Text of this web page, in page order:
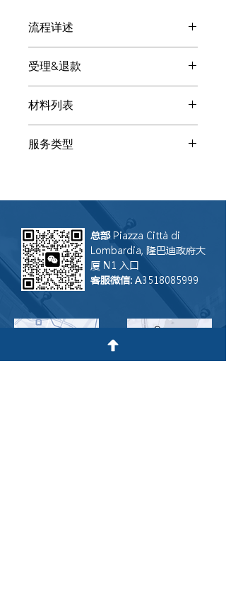
流程详述
的客服微信会显现，请扫码添加。请发
送下述基本材料提高沟通效率和质量。
客服会将您指向专业顾问（律师、会
计、公证师、税顾、译员...）
受理&退款
给您提供多种解决方案。您自由选择是
否让LGS联合律师事务所处理。如果我
们受理， 咨询费可用来抵消总成本。
如果您听了方案后让其他事务所受理，
他事务所没能完成操作，LGS联合律师
作。
材料列表
参考材料：相关人身份证/居留/护照、
服务类型
总部 Piazza Città di
Lombardia, 隆巴迪政府大
厦 N1 入口
客服微信: A3518085999